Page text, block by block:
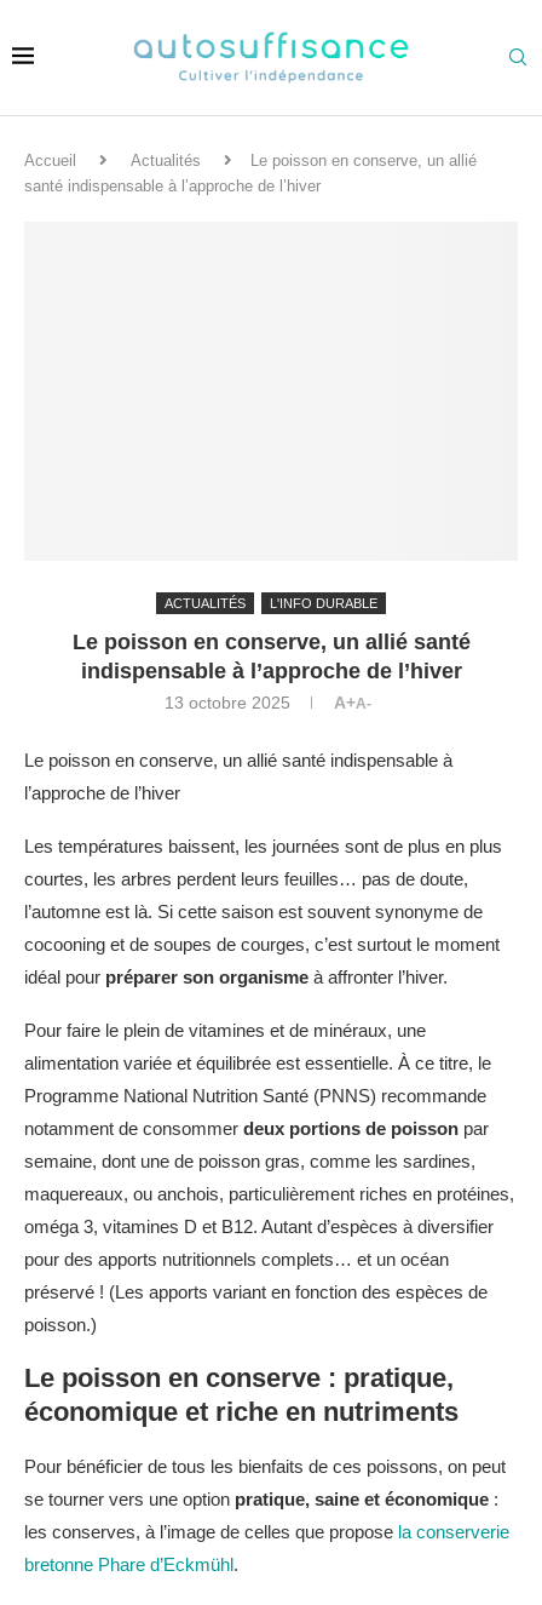
Accueil Actualités
Le poisson en conserve, un allié
santé indispensable à l’approche de l’hiver
ACTUALITÉS L'INFO DURABLE
Le poisson en conserve, un allié santé
indispensable à l’approche de l’hiver
13 octobre 2025 A+A-
Le poisson en conserve, un allié santé indispensable à
l’approche de l’hiver
Les températures baissent, les journées sont de plus en plus
courtes, les arbres perdent leurs feuilles… pas de doute,
l’automne est là. Si cette saison est souvent synonyme de
cocooning et de soupes de courges, c’est surtout le moment
idéal pour préparer son organisme à affronter l’hiver.
Pour faire le plein de vitamines et de minéraux, une
alimentation variée et équilibrée est essentielle. À ce titre, le
Programme National Nutrition Santé (PNNS) recommande
notamment de consommer deux portions de poisson par
semaine, dont une de poisson gras, comme les sardines,
maquereaux, ou anchois, particulièrement riches en protéines,
oméga 3, vitamines D et B12. Autant d’espèces à diversifier
pour des apports nutritionnels complets… et un océan
préservé ! (Les apports variant en fonction des espèces de
poisson.)
Le poisson en conserve : pratique,
économique et riche en nutriments
Pour bénéficier de tous les bienfaits de ces poissons, on peut
se tourner vers une option pratique, saine et économique :
les conserves, à l’image de celles que propose la conserverie
bretonne Phare d’Eckmühl.